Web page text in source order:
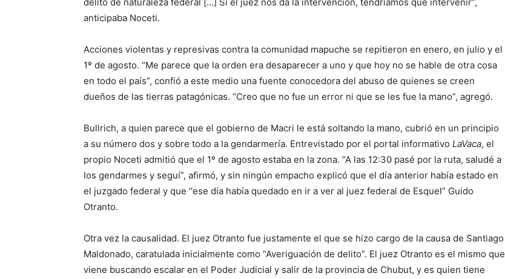
anticipaba Noceti.
Acciones violentas y represivas contra la comunidad mapuche se repitieron en enero, en julio y el
1º de agosto. “Me parece que la orden era desaparecer a uno y que hoy no se hable de otra cosa
en todo el país”, confió a este medio una fuente conocedora del abuso de quienes se creen
dueños de las tierras patagónicas. “Creo que no fue un error ni que se les fue la mano”, agregó.
Bullrich, a quien parece que el gobierno de Macri le está soltando la mano, cubrió en un principio
a su número dos y sobre todo a la gendarmería. Entrevistado por el portal informativo LaVaca, el
propio Noceti admitió que el 1º de agosto estaba en la zona. “A las 12:30 pasé por la ruta, saludé a
los gendarmes y seguí”, afirmó, y sin ningún empacho explicó que el día anterior había estado en
el juzgado federal y que “ese día había quedado en ir a ver al juez federal de Esquel” Guido
Otranto.
Otra vez la causalidad. El juez Otranto fue justamente el que se hizo cargo de la causa de Santiago
Maldonado, caratulada inicialmente como “Averiguación de delito”. El juez Otranto es el mismo que
viene buscando escalar en el Poder Judicial y salir de la provincia de Chubut, y es quien tiene